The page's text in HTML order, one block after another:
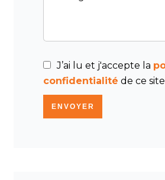
J’ai lu et j'accepte la
confidentialité de ce site
ENVOYER